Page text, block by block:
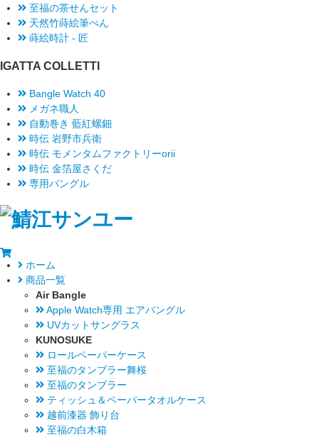
至福の茶せんセット
天然竹蒔絵筆ぺん
蒔絵時計 - 匠
IGATTA COLLETTI
Bangle Watch 40
メガネ職人
自動巻き 藍紅螺鈿
時伝 岩野市兵衛
時伝 モメンタムファクトリーorii
時伝 金箔屋さくだ
専用バングル
ホーム
商品一覧
Air Bangle
Apple Watch専用 エアバングル
UVカットサングラス
KUNOSUKE
ロールペーパーケース
至福のタンブラー舞桜
至福のタンブラー
ティッシュ＆ペーパータオルケース
越前漆器 飾り台
至福の白木箱